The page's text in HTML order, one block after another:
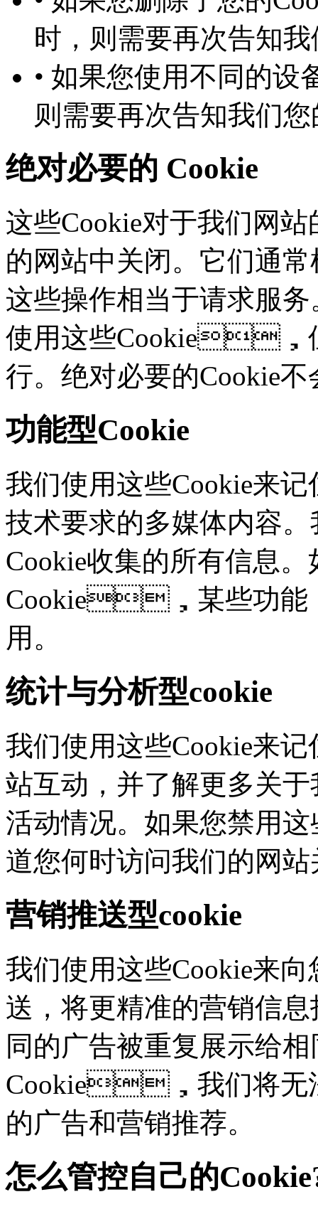
时，则需要再次告知
• 如果您使用不同的设
则需要再次告知我们
绝对必要的 Cookie
这些Cookie对于我们网站
的网站中关闭。它们通常
这些操作相当于请求服
使用这些Cookie，
行。绝对必要的Cookie
功能型Cookie
我们使用这些Cookie来
技术要求的多媒体内容
Cookie收集的所有信息
Cookie，某些功能
用。
统计与分析型cookie
我们使用这些Cookie来
站互动，并了解更多
活动情况。如果您禁用
道您何时访问我们的网
营销推送型cookie
我们使用这些Cookie来向
送，将更精准的营销信
同的广告被重复展示给
Cookie，我们将无
的广告和营销推荐。
怎么管控自己的